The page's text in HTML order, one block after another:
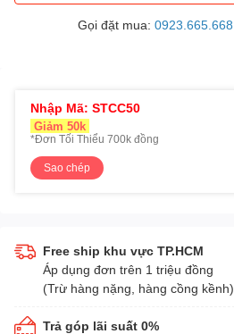
Gọi đặt mua: 0923.665.668
Nhập Mã: STCC50
Giảm 50k
*Đơn Tối Thiểu 700k đồng
Sao chép
Free ship khu vực TP.HCM
Áp dụng đơn trên 1 triệu đồng
(Trừ hàng nặng, hàng cồng kềnh)
Trả góp lãi suất 0%